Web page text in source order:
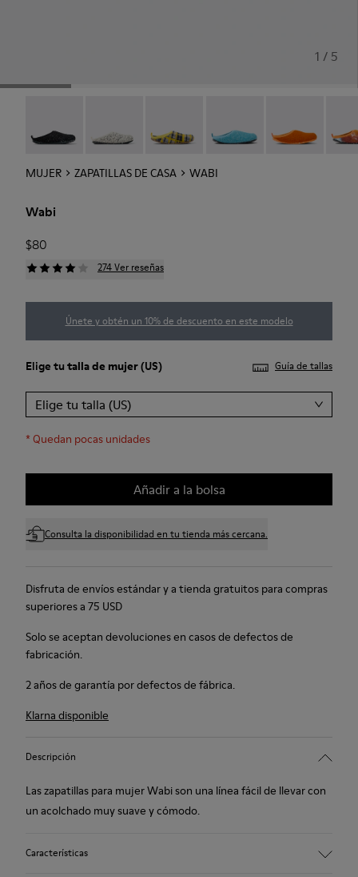
1 / 5
MUJER ZAPATILLAS DE CASA WABI
Wabi
$80
274 Ver reseñas
Únete y obtén un 10% de descuento en este modelo
Elige tu talla de mujer(US) Guía de tallas
Elige tu talla (US)
*Quedan pocas unidades
Añadir a la bolsa
Consulta la disponibilidad en tu tienda más cercana.
Disfruta de envíos estándar y a tienda gratuitos para compras
superiores a 75 USD
Solo se aceptan devoluciones en casos de defectos de
fabricación.
2 años de garantía por defectos de fábrica.
Klarna disponible
Descripción
Las zapatillas para mujer Wabi son una línea fácil de llevar con
un acolchado muy suave y cómodo.
Características